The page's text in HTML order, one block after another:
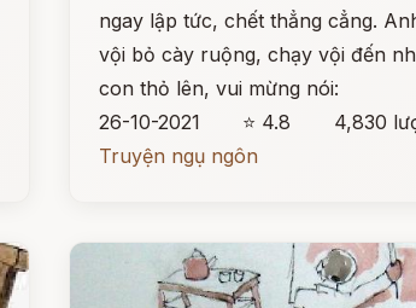
ngay lập tức, chết thẳng cẳng.
vội bỏ cày ruộng, chạy vội đến
con thỏ lên, vui mừng nói:
26-10-2021
⭐ 4.8
4,830
Truyện ngụ ngôn